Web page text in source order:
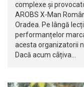
complexe și
AROBS X-Man
Oradea. Pe lângă
performanțelor
acesta organizatorii
Dacă acum câțiva…